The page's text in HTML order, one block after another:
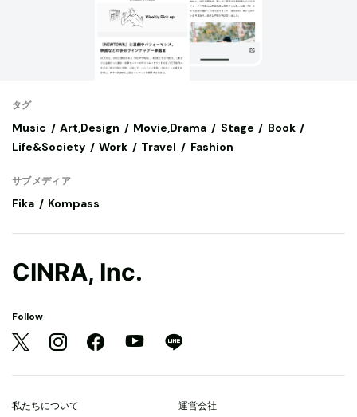
タグ
Music Art,Design Movie,Drama Stage
Book
Life&Society
Work Travel Fashion
サブメディア
Fika Kompass
CINRA, Inc.
Follow
私たちについて 運営会社